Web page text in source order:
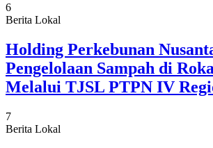
6
Berita Lokal
Holding Perkebunan
Pengelolaan Sampah di
Melalui TJSL PTPN IV
7
Berita Lokal